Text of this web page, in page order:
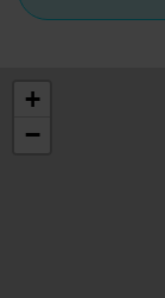
+
−